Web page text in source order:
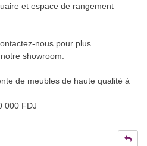
et espace de rangement
nous pour plus
showroom.
de meubles de haute qualité à
000 FDJ